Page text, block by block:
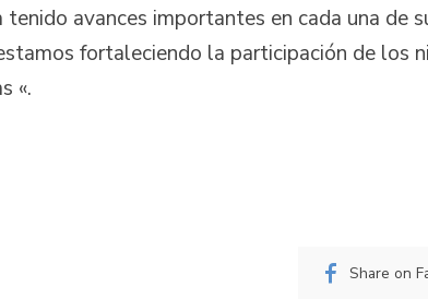
avances importantes en cada una de
fortaleciendo la participación de los
«.
Share on